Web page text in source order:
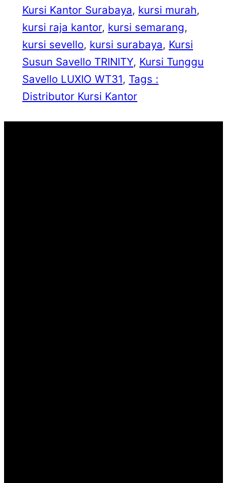
Kursi Kantor Surabaya, kursi murah
kursi raja kantor, kursi semarang
kursi sevello, kursi surabaya, Kursi
Susun Savello TRINITY, Kursi Tunggu
Savello LUXIO WT31, Tags :
Distributor Kursi Kantor